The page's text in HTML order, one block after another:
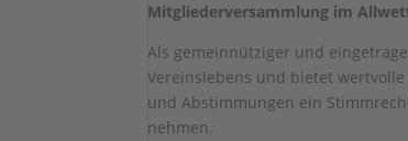
Mitgliederversammlung im
Als gemeinnütziger und
Vereinslebens und bietet
und Abstimmungen ein
nehmen.